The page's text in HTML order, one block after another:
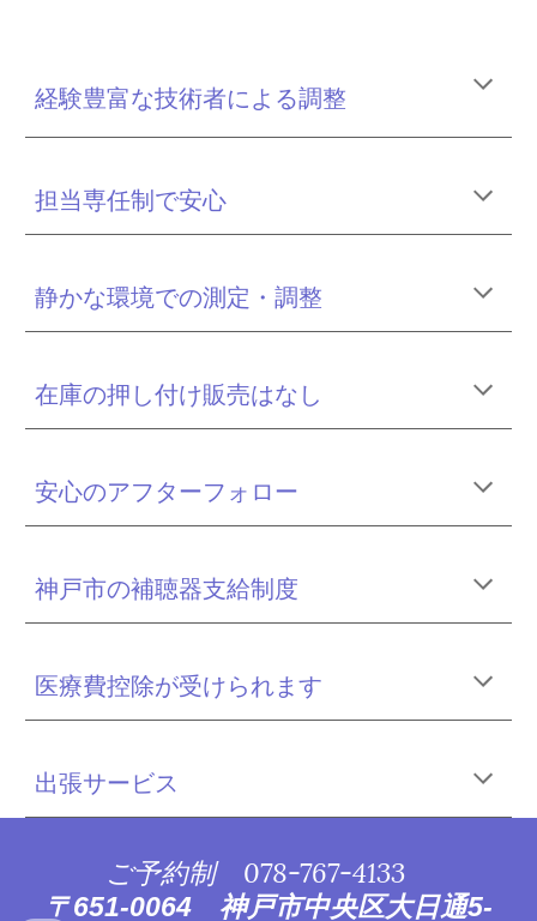
経験豊富な技術者による調整
担当専任制で安心
静かな環境での測定・調整
在庫の押し付け販売はなし
安心のアフターフォロー
神戸市の補聴器支給制度
医療費控除が受けられます
出張サービス
ご予約制 078-767-4133
〒651-0064 神戸市中央区大日通5-